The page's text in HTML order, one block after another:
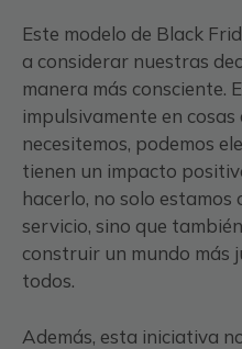
Este modelo de Black
a considerar nuestras
manera más consciente.
impulsivamente en
necesitemos, podemos
tienen un impacto
hacerlo, no solo
servicio, sino que
construir un mundo más
todos.
Además, esta iniciativa